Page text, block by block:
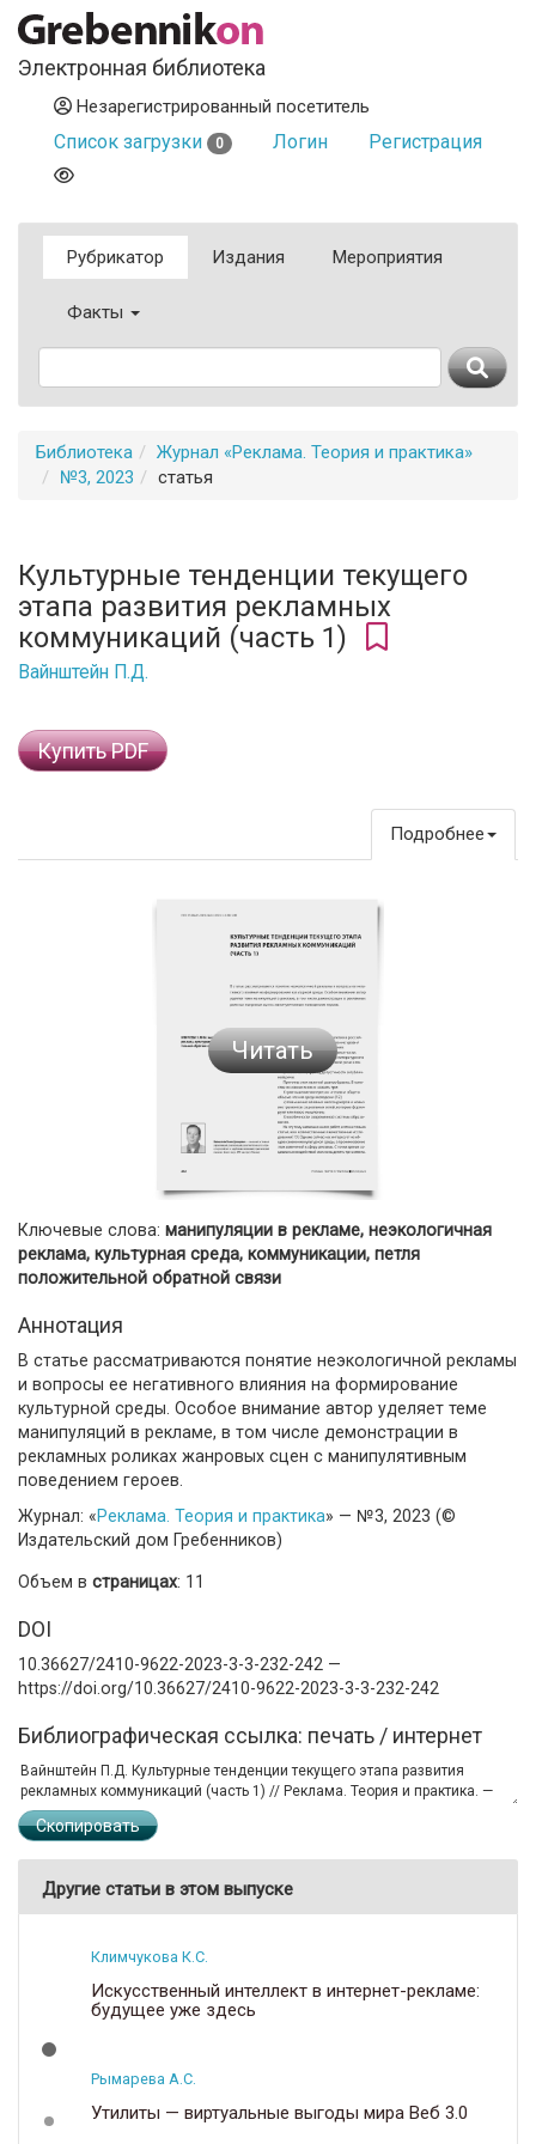
Электронная библиотека
Незарегистрированный посетитель
Список загрузки 0 Логин Регистрация
Рубрикатор Издания Мероприятия
Факты
Библиотека
Журнал «Реклама. Теория и практика»
№3, 2023
статья
Культурные тенденции текущего
этапа развития рекламных
коммуникаций (часть 1)
Вайнштейн П.Д.
Купить PDF
Подробнее
Читать
Ключевые слова: манипуляции в рекламе, неэкологичная
реклама, культурная среда, коммуникации, петля
положительной обратной связи
Аннотация
В статье рассматриваются понятие неэкологичной рекламы
и вопросы ее негативного влияния на формирование
культурной среды. Особое внимание автор уделяет теме
манипуляций в рекламе, в том числе демонстрации в
рекламных роликах жанровых сцен с манипулятивным
поведением героев.
Журнал: «Реклама. Теория и практика» — №3, 2023 (©
Издательский дом Гребенников)
Объем в страницах: 11
DOI
10.36627/2410-9622-2023-3-3-232-242 —
https://doi.org/10.36627/2410-9622-2023-3-3-232-242
Библиографическая ссылка: печать / интернет
Скопировать
Другие статьи в этом выпуске
Климчукова К.С.
Искусственный интеллект в интернет-рекламе:
будущее уже здесь
Рымарева А.С.
Утилиты — виртуальные выгоды мира Веб 3.0